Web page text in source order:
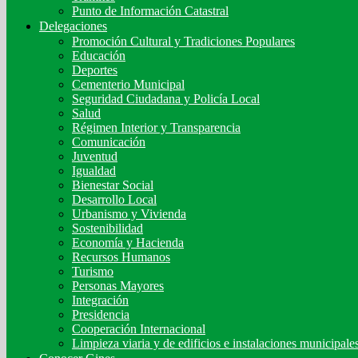
Punto de Información Catastral
Delegaciones
Promoción Cultural y Tradiciones Populares
Educación
Deportes
Cementerio Municipal
Seguridad Ciudadana y Policía Local
Salud
Régimen Interior y Transparencia
Comunicación
Juventud
Igualdad
Bienestar Social
Desarrollo Local
Urbanismo y Vivienda
Sostenibilidad
Economía y Hacienda
Recursos Humanos
Turismo
Personas Mayores
Integración
Presidencia
Cooperación Internacional
Limpieza viaria y de edificios e instalaciones